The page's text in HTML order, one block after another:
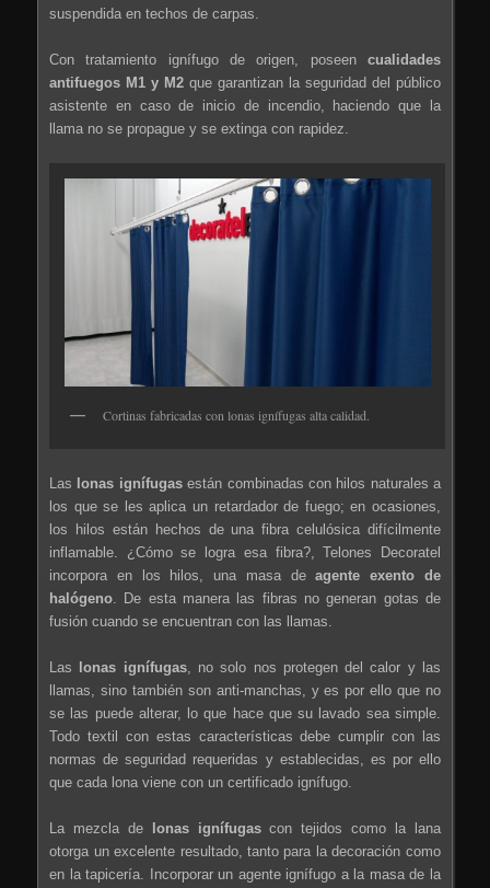
suspendida en techos de carpas.
Con tratamiento ignífugo de origen, poseen cualidades
antifuegos M1 y M2 que garantizan la seguridad del público
asistente en caso de inicio de incendio, haciendo que la
llama no se propague y se extinga con rapidez.
Cortinas fabricadas con lonas ignífugas alta calidad.
Las lonas ignífugasestán combinadas con hilos naturales a
los que se les aplica un retardador de fuego; en ocasiones,
los hilos están hechos de una fibra celulósica difícilmente
inflamable. ¿Cómo se logra esa fibra?, Telones Decoratel
incorpora en los hilos, una masa deagente exento de
halógeno. De esta manera las fibras no generan gotas de
fusión cuando se encuentran con las llamas.
Las lonas ignífugas, no solo nos protegen del calor y las
llamas, sino también son anti-manchas, y es por ello que no
se las puede alterar, lo que hace que su lavado sea simple.
Todo textil con estas características debe cumplir con las
normas de seguridad requeridas y establecidas, es por ello
que cada lona viene con un certificado ignífugo.
La mezcla de lonas ignífugascon tejidos como la lana
otorga un excelente resultado, tanto para la decoración como
en la tapicería. Incorporar un agente ignífugo a la masa de la